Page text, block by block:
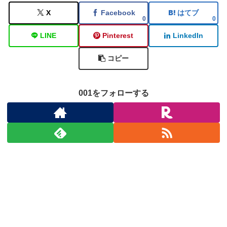
X Facebook
0
はてブ
0
LINE Pinterest LinkedIn
コピー
001をフォローする